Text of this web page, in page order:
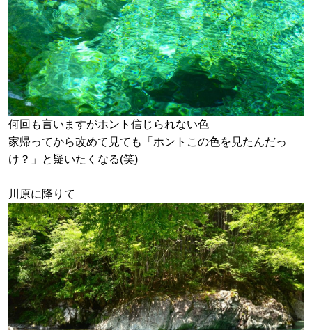
何回も言いますがホント信じられない色
家帰ってから改めて見ても「ホントこの色を見たんだっ
け？」と疑いたくなる(笑)
川原に降りて